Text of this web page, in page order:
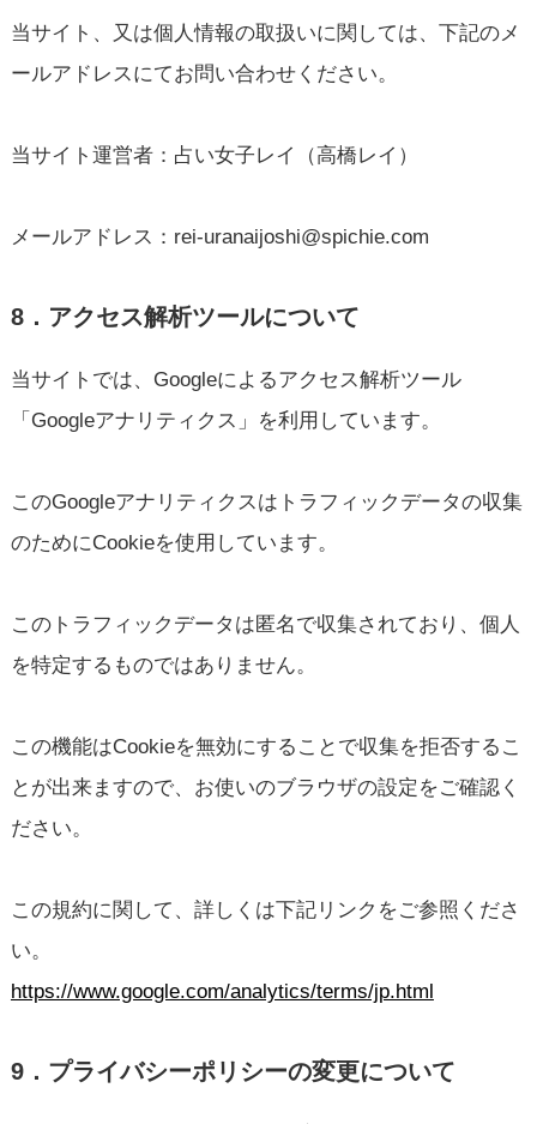
当サイト、又は個人情報の取扱いに関しては、下記のメ
ールアドレスにてお問い合わせください。
当サイト運営者：占い女子レイ（高橋レイ）
メールアドレス：rei-uranaijoshi@spichie.com
8．アクセス解析ツールについて
当サイトでは、Googleによるアクセス解析ツール
「Googleアナリティクス」を利用しています。
このGoogleアナリティクスはトラフィックデータの収集
のためにCookieを使用しています。
このトラフィックデータは匿名で収集されており、個人
を特定するものではありません。
この機能はCookieを無効にすることで収集を拒否するこ
とが出来ますので、お使いのブラウザの設定をご確認く
ださい。
この規約に関して、詳しくは下記リンクをご参照くださ
い。
https://www.google.com/analytics/terms/jp.html
9．プライバシーポリシーの変更について